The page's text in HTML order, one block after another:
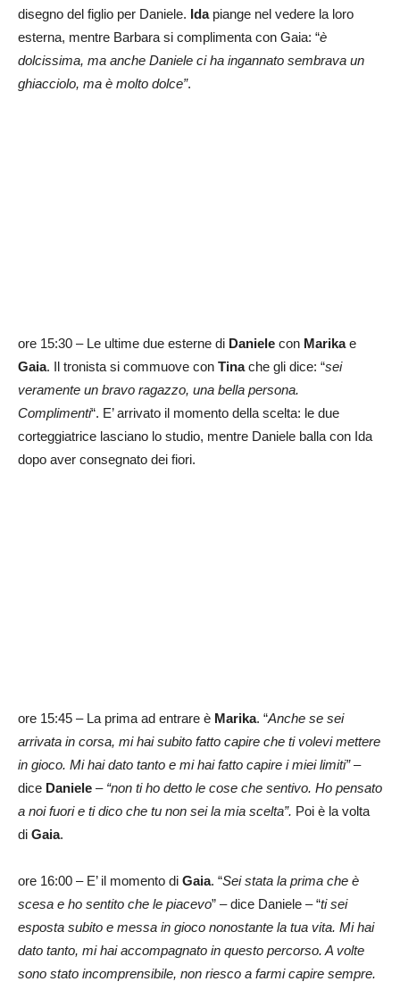
disegno del figlio per Daniele. Idapiange nel vedere la loro
esterna, mentre Barbara si complimenta con Gaia: “è
dolcissima, ma anche Daniele ci ha ingannato sembrava un
ghiacciolo, ma è molto dolce”.
ore 15:30 – Le ultime due esterne di Daniele con Marikae
Gaia. Il tronista si commuove con Tinache gli dice: “sei
veramente un bravo ragazzo, una bella persona.
Complimenti“. E’ arrivato il momento della scelta: le due
corteggiatrice lasciano lo studio, mentre Daniele balla con Ida
dopo aver consegnato dei fiori.
ore 15:45 – La prima ad entrare è Marika. “Anche se sei
arrivata in corsa, mi hai subito fatto capire che ti volevi mettere
in gioco. Mi hai dato tanto e mi hai fatto capire i miei limiti” –
dice Daniele – “non ti ho detto le cose che sentivo. Ho pensato
a noi fuori e ti dico che tu non sei la mia scelta”. Poi è la volta
di Gaia.
ore 16:00 – E’ il momento di Gaia. “Sei stata la prima che è
scesa e ho sentito che le piacevo” – dice Daniele – “ti sei
esposta subito e messa in gioco nonostante la tua vita. Mi hai
dato tanto, mi hai accompagnato in questo percorso. A volte
sono stato incomprensibile, non riesco a farmi capire sempre.